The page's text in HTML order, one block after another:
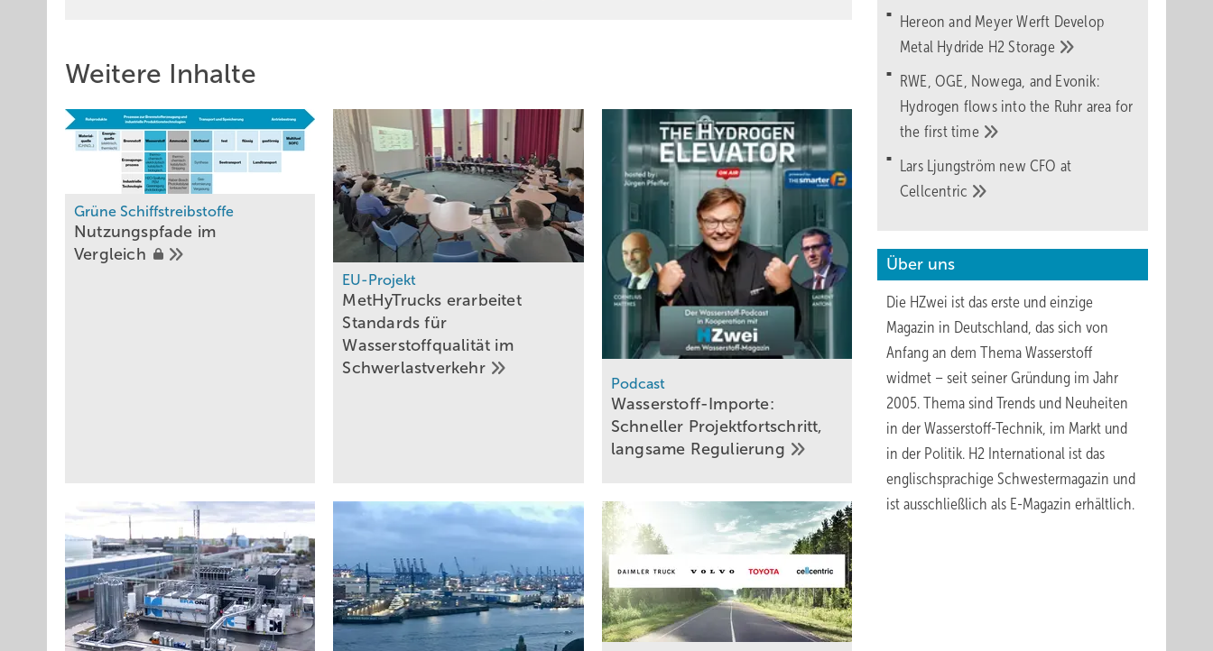
Weitere Inhalte
Grüne Schiffstreibstoffe
Nutzungspfade im
Vergleich
EU-Projekt
MetHyTrucks erarbeitet
Standards für
Wasserstoffqualität im
Schwerlastverkehr
Podcast
Wasserstoff-Importe:
Schneller Projektfortschritt,
langsame Regulierung
Hereon and Meyer Werft Develop
Metal Hydride H2Storage
RWE, OGE, Nowega, and Evonik:
Hydrogen flows into the Ruhr area for
the firsttime
Lars Ljungström new CFO at
Cellcentric
Über uns
Die HZwei ist das erste und einzige
Magazin in Deutschland, das sich von
Anfang an dem Thema Wasserstoff
widmet – seit seiner Gründung im Jahr
2005. Thema sind Trends und Neuheiten
in der Wasserstoff-Technik, im Markt und
in der Politik. H2 International ist das
englischsprachige Schwestermagazin und
ist ausschließlich als E-Magazin erhältlich.